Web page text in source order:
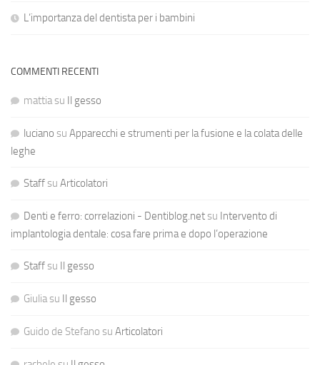
L’importanza del dentista per i bambini
COMMENTI RECENTI
mattiasu Il gesso
luciano su Apparecchi e strumenti per la fusione e la colata delle
leghe
Staffsu Articolatori
Denti e ferro: correlazioni - Dentiblog.netsu Intervento di
implantologia dentale: cosa fare prima e dopo l’operazione
Staffsu Il gesso
Giuliasu Il gesso
Guido de Stefano su Articolatori